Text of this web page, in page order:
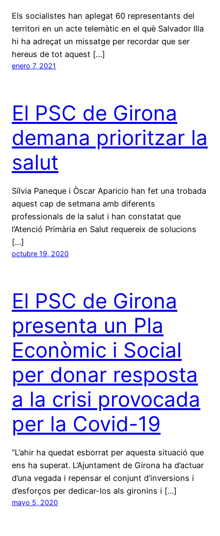
Els socialistes han aplegat 60 representants del
territori en un acte telemàtic en el què Salvador Illa
hi ha adreçat un missatge per recordar que ser
hereus de tot aquest […]
enero 7, 2021
El PSC de Girona
demana prioritzar la
salut
Sílvia Paneque i Òscar Aparicio han fet una trobada
aquest cap de setmana amb diferents
professionals de la salut i han constatat que
l’Atenció Primària en Salut requereix de solucions
[…]
octubre 19, 2020
El PSC de Girona
presenta un Pla
Econòmic i Social
per donar resposta
a la crisi provocada
per la Covid-19
“L’ahir ha quedat esborrat per aquesta situació que
ens ha superat. L’Ajuntament de Girona ha d’actuar
d’una vegada i repensar el conjunt d’inversions i
d’esforços per dedicar-los als gironins i […]
mayo 5, 2020